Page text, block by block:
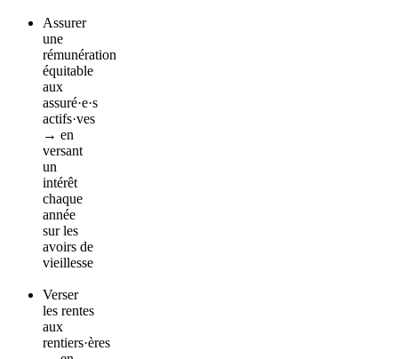
Assurer
une
rémunération
équitable
aux
assuré·e·s
actifs·ves
→ en
versant
un
intérêt
chaque
année
sur les
avoirs de
vieillesse
Verser
les rentes
aux
rentiers·ères